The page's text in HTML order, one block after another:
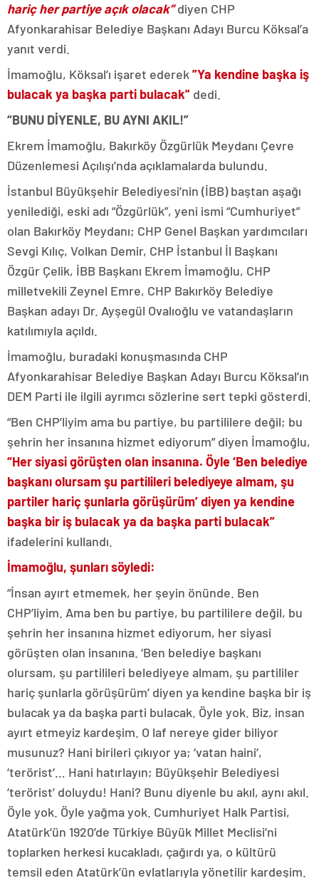
hariç her partiye açık olacak” diyen CHP
Afyonkarahisar Belediye Başkanı Adayı Burcu Köksal’a
yanıt verdi.
İmamoğlu, Köksal’ı işaret ederek ”Ya kendine başka iş
bulacak ya başka parti bulacak” dedi.
“BUNU DİYENLE, BU AYNI AKIL!”
Ekrem İmamoğlu, Bakırköy Özgürlük Meydanı Çevre
Düzenlemesi Açılışı’nda açıklamalarda bulundu.
İstanbul Büyükşehir Belediyesi’nin (İBB) baştan aşağı
yenilediği, eski adı “Özgürlük”, yeni ismi “Cumhuriyet”
olan Bakırköy Meydanı; CHP Genel Başkan yardımcıları
Sevgi Kılıç, Volkan Demir, CHP İstanbul İl Başkanı
Özgür Çelik, İBB Başkanı Ekrem İmamoğlu, CHP
milletvekili Zeynel Emre, CHP Bakırköy Belediye
Başkan adayı Dr. Ayşegül Ovalıoğlu ve vatandaşların
katılımıyla açıldı.
İmamoğlu, buradaki konuşmasında CHP
Afyonkarahisar Belediye Başkan Adayı Burcu Köksal’ın
DEM Parti ile ilgili ayrımcı sözlerine sert tepki gösterdi.
“Ben CHP’liyim ama bu partiye, bu partililere değil; bu
şehrin her insanına hizmet ediyorum” diyen İmamoğlu,
“Her siyasi görüşten olan insanına. Öyle ‘Ben belediye
başkanı olursam şu partilileri belediyeye almam, şu
partiler hariç şunlarla görüşürüm’ diyen ya kendine
başka bir iş bulacak ya da başka parti bulacak”
ifadelerini kullandı.
İmamoğlu, şunları söyledi:
“İnsan ayırt etmemek, her şeyin önünde. Ben
CHP’liyim. Ama ben bu partiye, bu partililere değil, bu
şehrin her insanına hizmet ediyorum, her siyasi
görüşten olan insanına. ‘Ben belediye başkanı
olursam, şu partilileri belediyeye almam, şu partililer
hariç şunlarla görüşürüm’ diyen ya kendine başka bir iş
bulacak ya da başka parti bulacak. Öyle yok. Biz, insan
ayırt etmeyiz kardeşim. O laf nereye gider biliyor
musunuz? Hani birileri çıkıyor ya; ‘vatan haini’,
‘terörist’… Hani hatırlayın; Büyükşehir Belediyesi
‘terörist’ doluydu! Hani? Bunu diyenle bu akıl, aynı akıl.
Öyle yok. Öyle yağma yok. Cumhuriyet Halk Partisi,
Atatürk’ün 1920’de Türkiye Büyük Millet Meclisi’ni
toplarken herkesi kucakladı, çağırdı ya, o kültürü
temsil eden Atatürk’ün evlatlarıyla yönetilir kardeşim.